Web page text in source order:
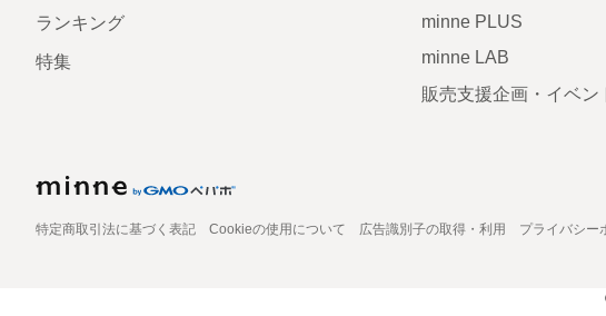
ランキング
特集
minne PLUS
minne LAB
販売支援企画・イベン
特定商取引法に基づく表記 Cookieの使用について 広告識別子の取得・利用 プライバシー